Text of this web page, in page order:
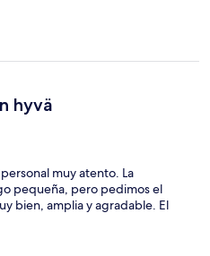
hyvä
muy atento. La
pequeña, pero pedimos el
bien, amplia y agradable. El